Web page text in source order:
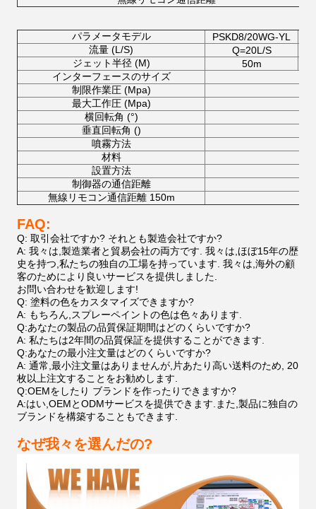
パラメータモデル PSKD8/20WG-YL
流量 (L/S)
Q=20L/S
ジェット半径 (M)
50m
インターフェースのサイズ
制限作業圧 (Mpa)
最大工作圧 (Mpa)
横回転角 (°)
垂直回転角 ()
噴霧方法
材料
設置方法
制御器の通信距離
無線リモコン通信距離 150m
FAQ:
Q: 取引会社ですか? それとも製造会社ですか?
A: 我々は,製造業者と貿易会社の両方です. 我々は,ほぼ15年の歴
史を持つ,私たちの独自の工場を持っています. 我々は,海外の顧
客のためにより良いサービスを提供しました.
お問い合わせを歓迎します!
Q: 塗料の色をカスタマイズできますか?
A: もちろん,スプレーペイントの色は色々あります.
Q:あなたの製品の品質保証期間はどのくらいですか?
A: 私たちは2年間の品質保証を提供することができます.
Q:あなたの最小注文量はどのくらいですか?
A: 通常,最小注文量はありませんが,片あたり高い送料のため, 20
枚以上注文することをお勧めします.
Q:OEMをしたり ブランドを作ったりできますか?
A:はい,OEMとODMサービスを提供できます.また,製品に独自の
ブランドを構築することもできます.
なぜ我々を選んだの?